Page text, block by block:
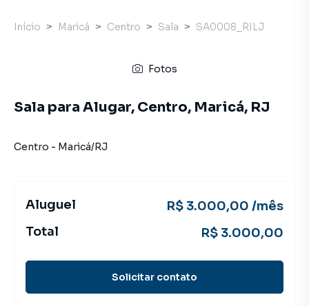
Início Maricá Centro Sala SA0008_RILJ
Fotos
Sala para Alugar, Centro, Maricá, RJ
Centro - Maricá/RJ
Aluguel
R$ 3.000,00 /mês
Total
R$ 3.000,00
Solicitar contato